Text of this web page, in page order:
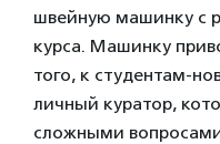
швейную машинку с
курса. Машинку
того, к студентам-
личный куратор,
сложными